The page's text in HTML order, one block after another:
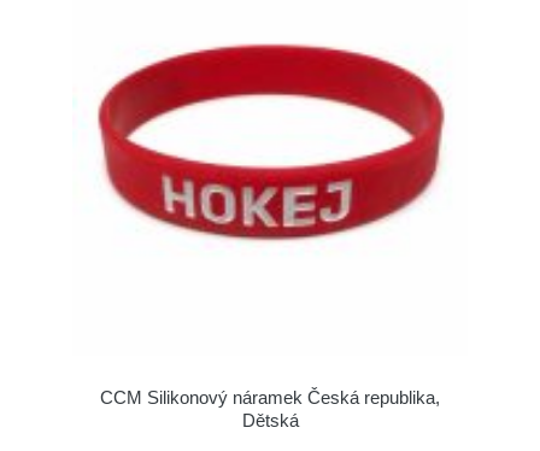
CCM Silikonový náramek Česká republika,
Dětská